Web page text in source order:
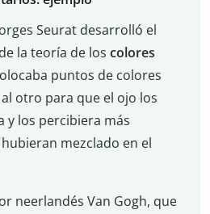
Seurat desarrolló el
la teoría de los colores
puntos de colores
otro para que el ojo los
y los percibiera más
mezclado en el
neerlandés Van Gogh, que